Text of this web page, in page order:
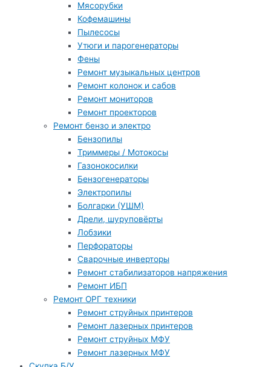
Мясорубки
Кофемашины
Пылесосы
Утюги и парогенераторы
Фены
Ремонт музыкальных центров
Ремонт колонок и сабов
Ремонт мониторов
Ремонт проекторов
Ремонт бензо и электро
Бензопилы
Триммеры / Мотокосы
Газонокосилки
Бензогенераторы
Электропилы
Болгарки (УШМ)
Дрели, шуруповёрты
Лобзики
Перфораторы
Сварочные инверторы
Ремонт стабилизаторов напряжения
Ремонт ИБП
Ремонт ОРГ техники
Ремонт струйных принтеров
Ремонт лазерных принтеров
Ремонт струйных МФУ
Ремонт лазерных МФУ